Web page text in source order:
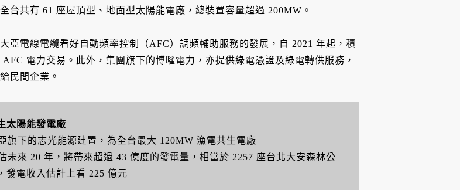
台共有 61 座屋頂型、地面型太陽能電廠，總裝置容量超過 200MW。
亞電線電纜看好自動頻率控制（AFC）調頻輔助服務的發展，自 2021 年起，積
電力交易。此外，集團旗下的博曜電力，亦提供綠電憑證及綠電轉供服務，
民間企業。
太陽能發電廠
旗下的志光能源建置，為全台最大 120MW 漁電共生電廠
未來 20 年，將帶來超過 43 億度的發電量，相當於 2257 座台北大安森林公
發電收入估計上看 225 億元